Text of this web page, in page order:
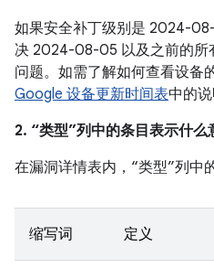
如果安全补丁级别是 2024-
决 2024-08-05 以及之前的所
问题。如需了解如何查看设备
Google 设备更新时间表中的说
2. “类型”列中的条目表示什么
在漏洞详情表内，“类型”列中
缩写词 定义